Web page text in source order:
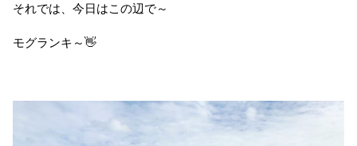
それでは、今日はこの辺で～
モグランキ～👋